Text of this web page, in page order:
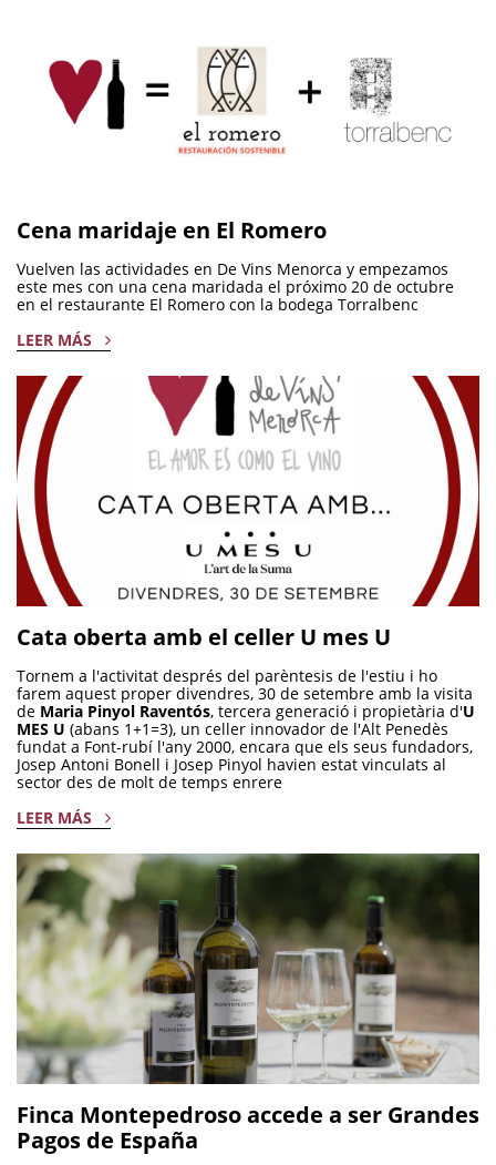
Cena maridaje en El Romero
Vuelven las actividades en De Vins Menorca y empezamos
este mes con una cena maridada el próximo 20 de octubre
en el restaurante El Romero con la bodega Torralbenc
LEER MÁS
Cata oberta amb el celler U mes U
Tornem a l'activitat després del parèntesis de l'estiu i ho
farem aquest proper divendres, 30 de setembre amb la visita
de Maria Pinyol Raventós, tercera generació i propietària d'U
MES U (abans 1+1=3), un celler innovador de l'Alt Penedès
fundat a Font-rubí l'any 2000, encara que els seus fundadors,
Josep Antoni Bonell i Josep Pinyol havien estat vinculats al
sector des de molt de temps enrere
LEER MÁS
Finca Montepedroso accede a ser Grandes
Pagos de España